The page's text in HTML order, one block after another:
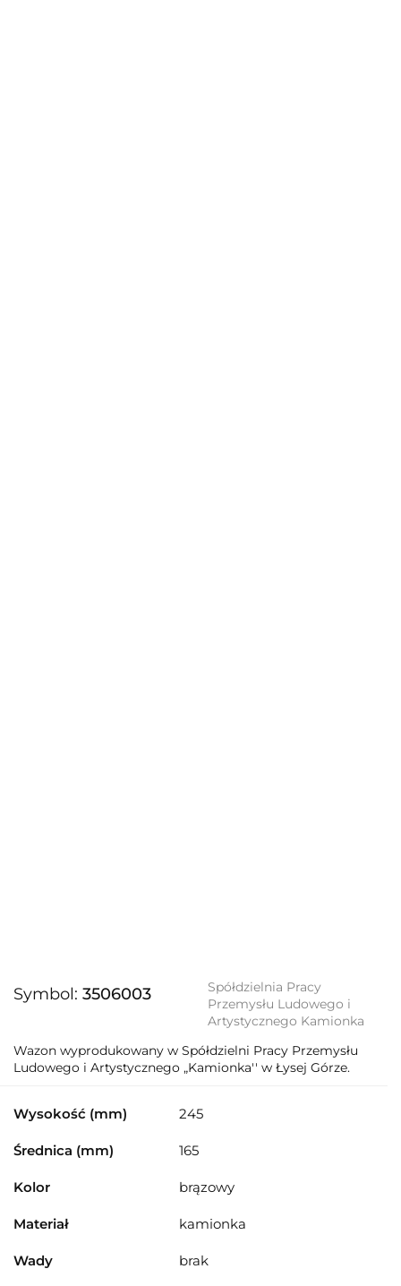
Symbol: 3506003
Spółdzielnia Pracy
Przemysłu Ludowego i
Artystycznego Kamionka
Wazon wyprodukowany w Spółdzielni Pracy Przemysłu
Ludowego i Artystycznego „Kamionka'' w Łysej Górze.
Wysokość (mm) 245
Średnica (mm) 165
Kolor brązowy
Materiał kamionka
Wady brak